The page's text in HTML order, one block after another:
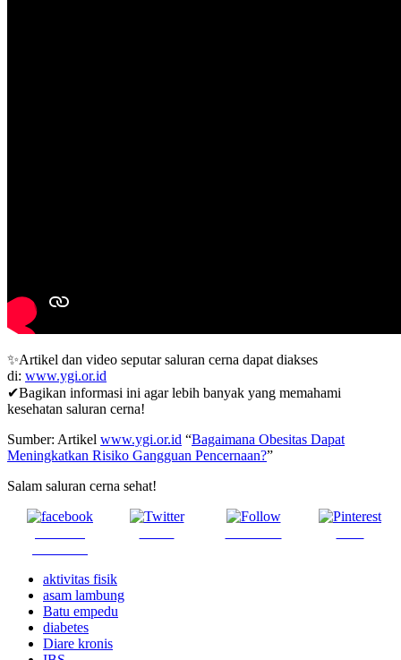
✨Artikel dan video seputar saluran cerna dapat diakses
di: www.ygi.or.id
✔Bagikan informasi ini agar lebih banyak yang memahami
kesehatan saluran cerna!
Sumber: Artikel www.ygi.or.id “Bagaimana Obesitas Dapat
Meningkatkan Risiko Gangguan Pencernaan?”
Salam saluran cerna sehat!
aktivitas fisik
asam lambung
Batu empedu
diabetes
Diare kronis